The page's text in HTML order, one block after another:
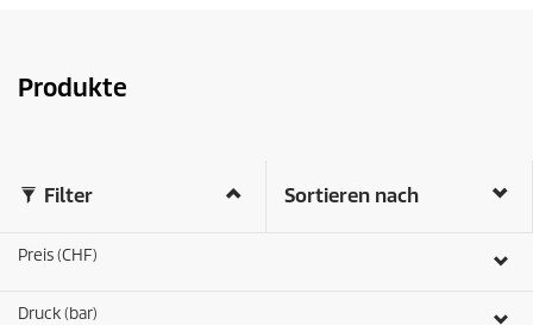
Produkte
Filter Sortieren nach
Preis (CHF)
Druck (bar)